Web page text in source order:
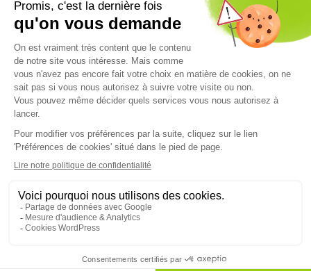
Lire l'article
SANTÉ ET PRÉVENTION
19/05/2026
Sédentarité au travail : un risque massif encore
sous-estimé dans les collectivités
La sédentarité est aujourd’hui la 4e cause de mortalité
prématurée dans le monde. Un chiffre...